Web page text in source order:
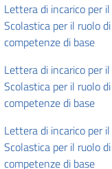
Lettera di incarico per
Scolastica per il ruolo
competenze di base
Lettera di incarico per
Scolastica per il ruolo
competenze di base
Lettera di incarico per
Scolastica per il ruolo
competenze di base